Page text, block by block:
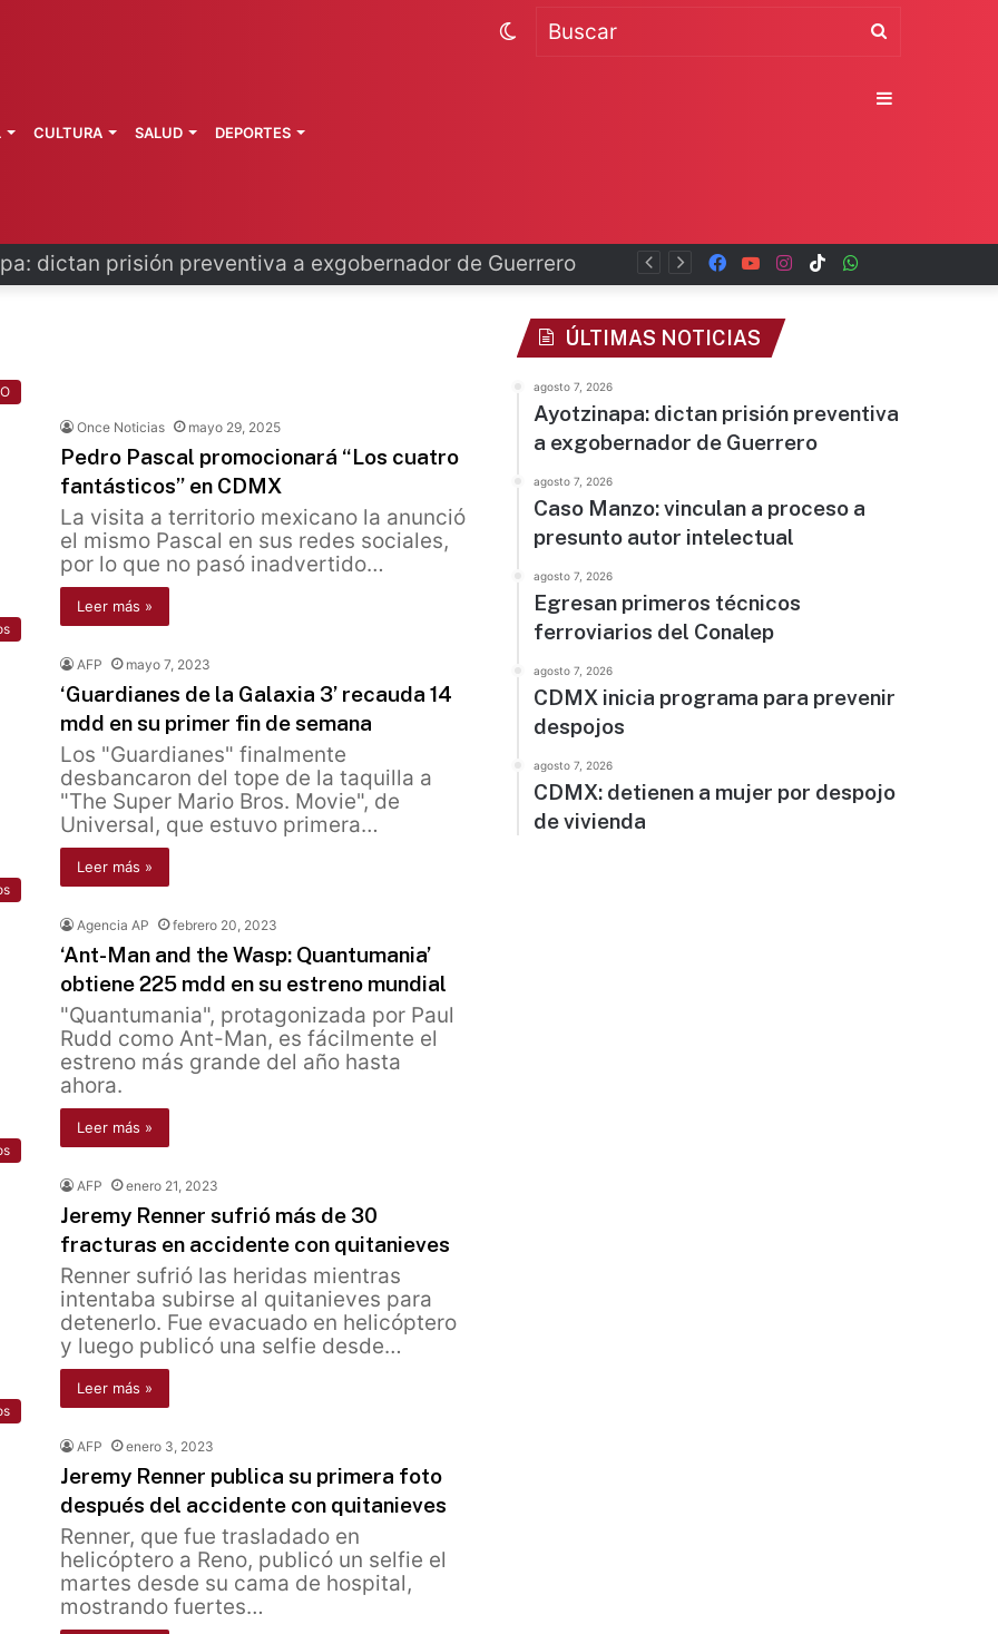
disculpa tras polémico plan de FIFA TikTok
Instagram
YouTube
Facebook
CULTURA SALUD DEPORTES
Switch
Once Noticias mayo 29, 2025
Pedro Pascal promocionará “Los cuatro
fantásticos” en CDMX
La visita a territorio mexicano la anunció
el mismo Pascal en sus redes sociales,
por lo que no pasó inadvertido…
Leer más »
AFP mayo 7, 2023
‘Guardianes de la Galaxia 3’ recauda 14
mdd en su primer fin de semana
Los "Guardianes" finalmente
desbancaron del tope de la taquilla a
"The Super Mario Bros. Movie", de
Universal, que estuvo primera…
Leer más »
Agencia AP febrero 20, 2023
‘Ant-Man and the Wasp: Quantumania’
obtiene 225 mdd en su estreno mundial
"Quantumania", protagonizada por Paul
Rudd como Ant-Man, es fácilmente el
estreno más grande del año hasta
ahora.
Leer más »
AFP enero 21, 2023
Jeremy Renner sufrió más de 30
fracturas en accidente con quitanieves
Renner sufrió las heridas mientras
intentaba subirse al quitanieves para
detenerlo. Fue evacuado en helicóptero
y luego publicó una selfie desde…
Leer más »
AFP enero 3, 2023
Jeremy Renner publica su primera foto
después del accidente con quitanieves
Renner, que fue trasladado en
helicóptero a Reno, publicó un selfie el
martes desde su cama de hospital,
mostrando fuertes…
ÚLTIMAS NOTICIAS
agosto 7, 2026
Ayotzinapa: dictan prisión preventiva
a exgobernador de Guerrero
agosto 7, 2026
Caso Manzo: vinculan a proceso a
presunto autor intelectual
agosto 7, 2026
Egresan primeros técnicos
ferroviarios del Conalep
agosto 7, 2026
CDMX inicia programa para prevenir
despojos
agosto 7, 2026
CDMX: detienen a mujer por despojo
de vivienda